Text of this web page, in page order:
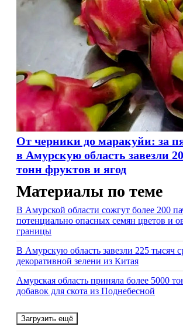
От черники до маракуйи: за
в Амурскую область завезли
тонн фруктов и ягод
Материалы по теме
В Амурской области сожгут более 200
потенциально опасных семян цветов и
границы
В Амурскую область завезли 225 тысяч
декоративной зелени из Китая
Амурская область приняла более 5000
добавок для скота из Поднебесной
Загрузить ещё